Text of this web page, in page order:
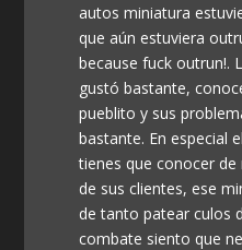
autos miniatura
que aún estuviera
because fuck outrun!.
gustó bastante,
pueblito y sus
bastante. En especial
tienes que conocer
de sus clientes, ese
de tanto patear culos
combate siento que